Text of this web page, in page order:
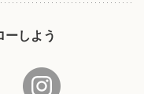
ーしよう